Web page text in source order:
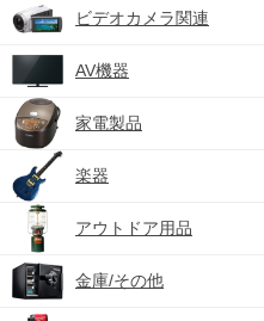
ビデオカメラ関連
AV機器
家電製品
楽器
アウトドア用品
金庫/その他